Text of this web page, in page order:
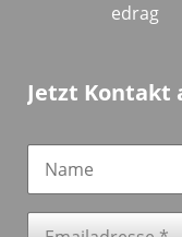
edrag
Jetzt Kontakt